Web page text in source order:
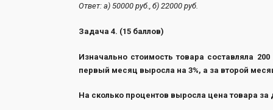
Ответ: а) 50000 руб., б) 22000 руб.
Задача 4. (15 баллов)
Изначально стоимость товара составляла
первый месяц выросла на 3%, а за второй
На сколько процентов выросла цена товара за